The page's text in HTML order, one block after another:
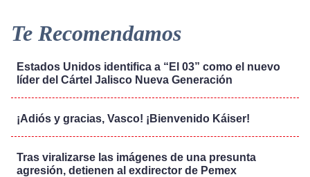
Te Recomendamos
Estados Unidos identifica a “El 03” como el nuevo
líder del Cártel Jalisco Nueva Generación
¡Adiós y gracias, Vasco! ¡Bienvenido Káiser!
Tras viralizarse las imágenes de una presunta
agresión, detienen al exdirector de Pemex